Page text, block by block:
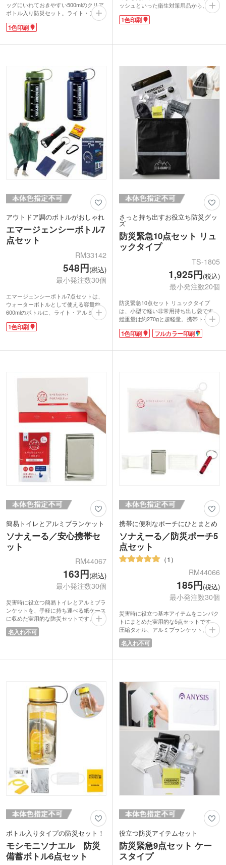
ッグにいれておきやすい500mlのクリア
ボトル入り防災セット。ライト・アルミ
ブランケットなど災害時の便利アイテム
6点入りです。ボトルは水に強いので、
など濡れると困る物を入れておくのもお
ておけば万が一の災害時も安心ですね。
ボトルに1色でロゴを名入れ可能です。
地域の防災イベントや、子供会の記念品
などにいかがでしょうか。
1色印刷
ッシュといった衛生対策用品から、避難
時に使える軍手・ホイッスル・ライト、
避難所で使えるアルミブランケット・ゴ
なメモセットがあるのも嬉しいポイント
す。防災イベントや住宅展示場での来場
記念品などにいかがでしょうか。誰もが
もらって嬉しいアイテムです。
1色印刷
アウトドア調のボトルがおしゃれ
エマージェンシーボトル7
点セット
RM33142
548円(税込)
最小発注数30個
エマージェンシーボトル7点セットは、
ウォーターボトルとして使える容量約
600mlのボトルに、ライト・アルミブラ
ンケット・レインポンチョ・カラビナ・
ホイッスル・防災のしおりが入ったコン
備えておきたい防災用品。自宅や職場に
アウトドア調のおしゃれなボトルには、
やキャンペーン、お店の購入特典などの
ノベルティにおすすめです。
1色印刷
さっと持ち出すお役立ち防災グッ
ズ
防災緊急10点セット リュ
ックタイプ
TS-1805
1,925円(税込)
最小発注数20個
防災緊急10点セット リュックタイプ
は、小型で軽い非常用持ち出し袋です。
総重量は約270gと超軽量。携帯トイレや
ウォーターバッグ、乾電池式モバイルチ
ャージャーなど災害時に欠かせない防災
い丈夫な不織布素材で、内側の間仕切り
ッグではないので防災初心者も一歩踏み
出しやすい防災セットです。
1色かフルカラー印刷が可能。校章や会
社ロゴを入れて配布すれば、1人1袋の常
1色印刷 フルカラー印刷
簡易トイレとアルミブランケット
ソナえーる／安心携帯セ
ット
RM44067
163円(税込)
最小発注数30個
災害時に役立つ簡易トイレとアルミブラ
ンケットを、手軽に持ち運べる紙ケース
に収めた実用的な防災セットです。薄型
でかさ張らないからご家庭での備蓄に最
適。簡易トイレは水が無くても使える便
電時に包んだり覆ったりすることで寒さ
ーンの参加特典にもお勧めの防災ノベル
ティです。
名入れ不可
携帯に便利なポーチにひとまとめ
ソナえーる／防災ポーチ5
点セット
1
RM44066
185円(税込)
最小発注数30個
災害時に役立つ基本アイテムをコンパク
トにまとめた実用的な5点セットです。
圧縮タオル、アルミブランケット、不織
布マスク1枚、ホイッスルを持ち運びや
すいポーチに収納。必要な時にサッと取
自宅やオフィスでの備蓄はもちろん、防
防災アイテムです。
名入れ不可
ボトル入りタイプの防災セット！
モシモニソナエル 防災
備蓄ボトル6点セット
役立つ防災アイテムセット
防災緊急9点セット ケー
スタイプ